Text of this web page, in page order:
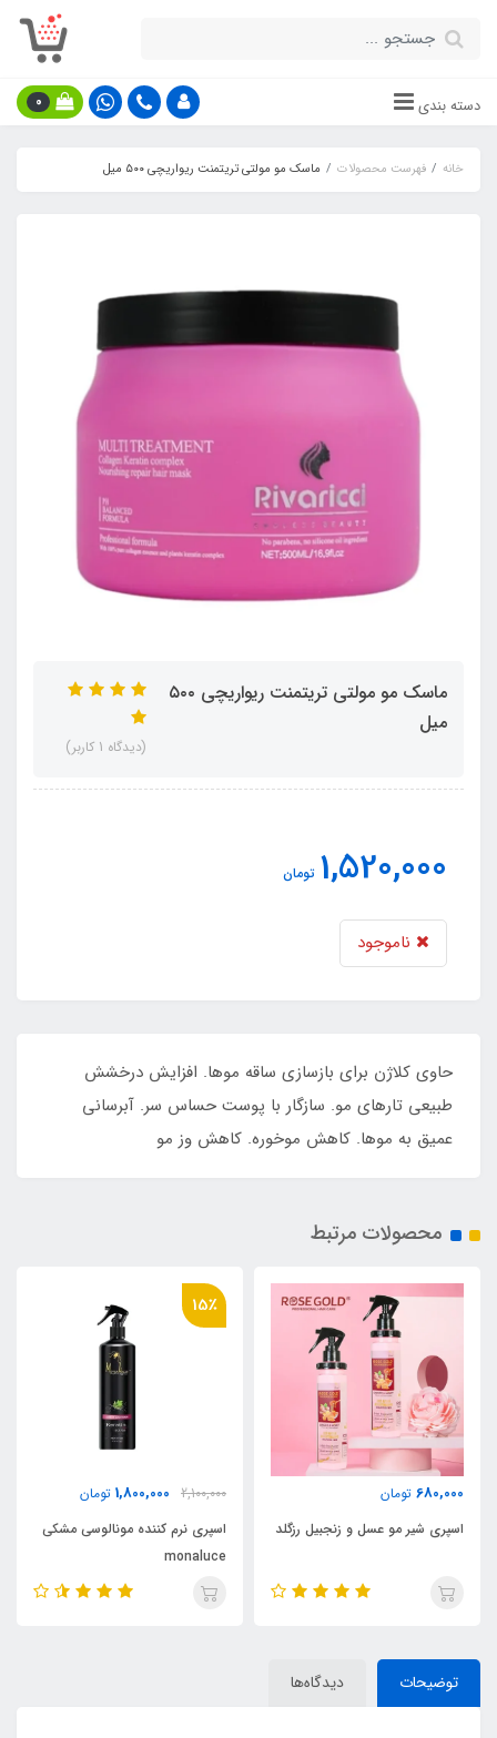
دسته بندی 0
خانه فهرست محصولات ماسک مو مولتی تریتمنت ریواریچی ۵۰۰ میل
ماسک مو مولتی تریتمنت ریواریچی ۵۰۰
میل
(دیدگاه 1 کاربر)
1,520,000 تومان
ناموجود
حاوی کلاژن برای بازسازی ساقه موها. افزایش درخشش
طبیعی تارهای مو. سازگار با پوست حساس سر. آبرسانی
عمیق به موها. کاهش موخوره. کاهش وز مو
محصولات مرتبط
رزگلد
15٪
2,100,000
اسپری نرم کننده مونالوسی مشکی
0
850,000 تومان
روغن آرگان ۵۰ میل اورجینال مراکش
توضیحات دیدگاه‌ها